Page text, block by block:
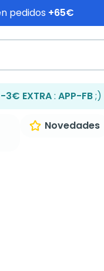
pedidos +65€
-3€ EXTRA: APP-FB;)
Novedades